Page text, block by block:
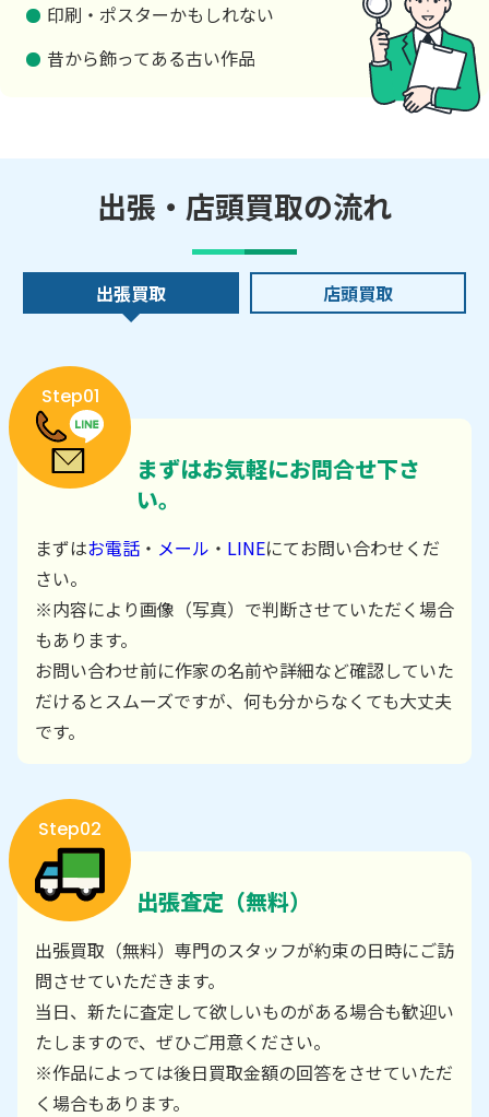
印刷・ポスターかもしれない
昔から飾ってある古い作品
出張・店頭買取の流れ
出張買取 店頭買取
Step01
まずはお気軽にお問合せ下さ
い。
まずはお電話 ・ メール ・ LINEにてお問い合わせくだ
さい。
※内容により画像（写真）で判断させていただく場合
もあります。
お問い合わせ前に作家の名前や詳細など確認していた
だけるとスムーズですが、何も分からなくても大丈夫
です。
Step02
出張査定（無料）
出張買取（無料）専門のスタッフが約束の日時にご訪
問させていただきます。
当日、新たに査定して欲しいものがある場合も歓迎い
たしますので、ぜひご用意ください。
※作品によっては後日買取金額の回答をさせていただ
く場合もあります。